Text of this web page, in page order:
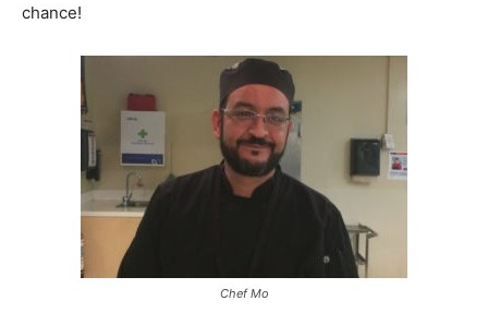
chance!
Chef Mo